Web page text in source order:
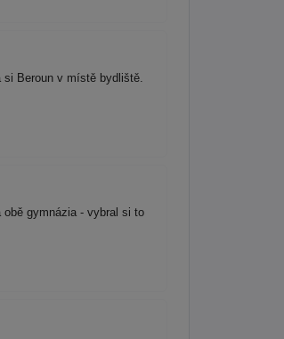
si Beroun v místě bydliště.
gymnázia - vybral si to